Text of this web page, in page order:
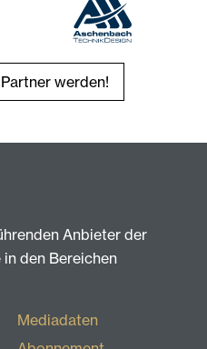
werden!
Anbieter der
den Bereichen
Mediadaten